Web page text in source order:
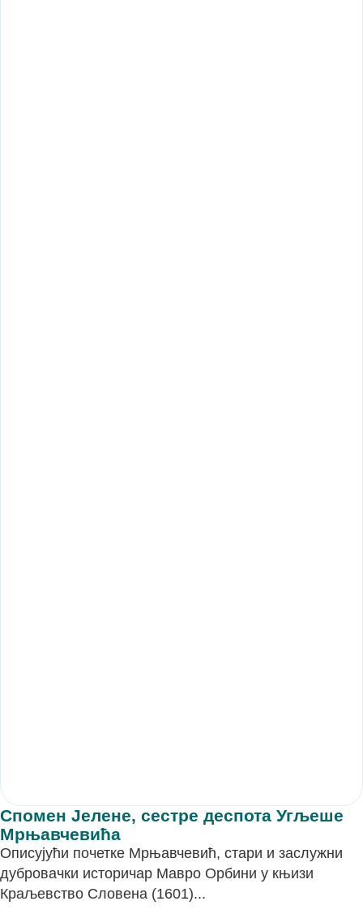
Спомен Јелене, сестре деспота Угљеше
Мрњавчевића
Описујући почетке Мрњавчевић, стари и заслужни
дубровачки историчар Мавро Орбини у књизи
Краљевство Словена (1601)...